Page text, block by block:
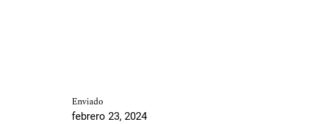
Enviado
febrero 23, 2024